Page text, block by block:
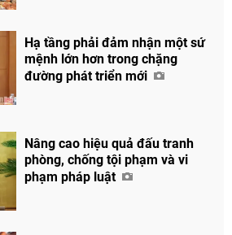
Hạ tầng phải đảm nhận một sứ
mệnh lớn hơn trong chặng
đường phát triển mới
Nâng cao hiệu quả đấu tranh
phòng, chống tội phạm và vi
phạm pháp luật